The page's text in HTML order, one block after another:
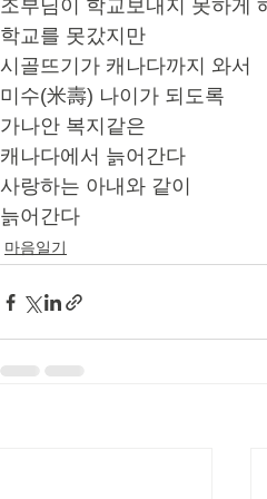
조부님이 학교보내지 못하게
학교를 못갔지만
시골뜨기가 캐나다까지 와서
미수(米壽) 나이가 되도록
가나안 복지같은
캐나다에서 늙어간다
사랑하는 아내와 같이
늙어간다
마음일기